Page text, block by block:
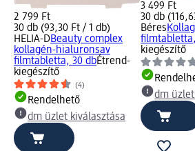
2 799 Ft
30 db (93,30 Ft / 1 db)
HELIA-DBeauty complex
kollagén-hialuronsav
filmtabletta, 30 dbÉtrend-
kiegészítő
(4)
Rendelhető
dm üzlet kiválasztása
3 499 Ft
30 db
Béres
kiegészítő
dm